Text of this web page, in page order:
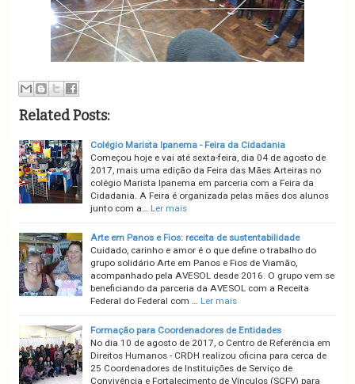
Related Posts:
Colégio Marista Ipanema - Feira da Cidadania
Começou hoje e vai até sexta-feira, dia 04 de agosto de
2017, mais uma edição da Feira das Mães Arteiras no
colégio Marista Ipanema em parceria com a Feira da
Cidadania. A Feira é organizada pelas mães dos alunos
junto com a… Ler mais
Arte em Panos e Fios: receita de sustentabilidade
Cuidado, carinho e amor é o que define o trabalho do
grupo solidário Arte em Panos e Fios de Viamão,
acompanhado pela AVESOL desde 2016. O grupo vem se
beneficiando da parceria da AVESOL com a Receita
Federal do Federal com … Ler mais
Formação para Coordenadores de Entidades
No dia 10 de agosto de 2017, o Centro de Referência em
Direitos Humanos - CRDH realizou oficina para cerca de
25 Coordenadores de Instituições de Serviço de
Convivência e Fortalecimento de Vínculos (SCFV) para